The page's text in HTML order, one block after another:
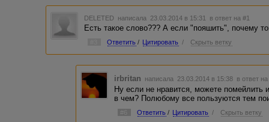
DELETED написала 23.03.2014 в 15:31 в ответ на #1
Есть такое слово??? А если "пояшить", почему
Ответить / Цитировать / Скрыть ветку
irbritan написала 23.03.2014 в 15:38 в ответ
Ну если не нравится, можете помейлить
в чем? Полюбому все пользуются тем
#6 Ответить / Цитировать / Скрыть ветку